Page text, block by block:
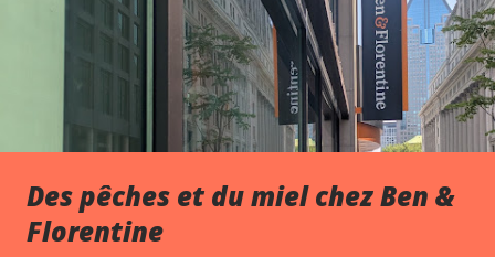
Des pêches et du miel chez Ben &
Florentine